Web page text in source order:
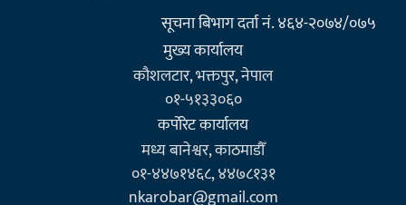
सूचना बिभाग दर्ता नं. ४६४-२०७४/०७५
मुख्य कार्यालय
कौशलटार, भक्तपुर, नेपाल
०१-५१३३०६०
कर्पाेरेट कार्यालय
मध्य बानेश्वर, काठमाडौँ
०१-४४७१४६८, ४४७८१३१
nkarobar@gmail.com